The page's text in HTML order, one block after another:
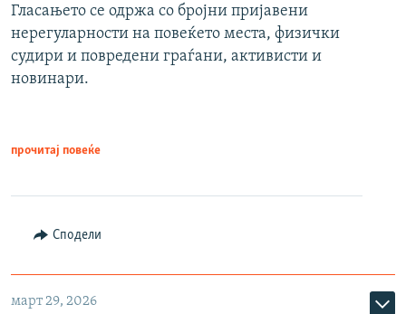
Гласањето се одржа со бројни пријавени
нерегуларности на повеќето места, физички
судири и повредени граѓани, активисти и
новинари.
прочитај повеќе
Сподели
март 29, 2026